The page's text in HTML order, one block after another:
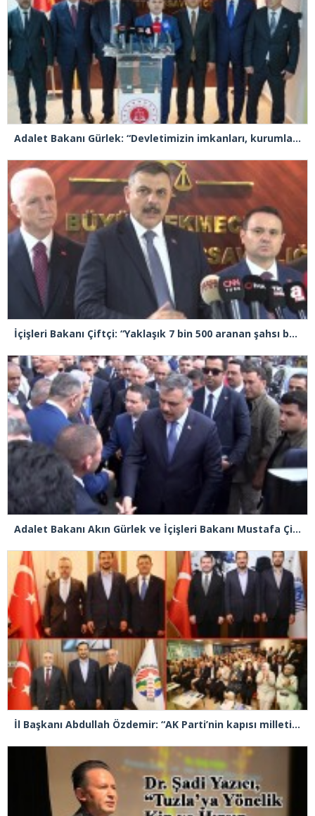
Adalet Bakanı Gürlek: “Devletimizin imkanları, kurumlarımızın tecrübesi ve hukukun kudreti her türlü suç yapılanmasından üstündür”
İçişleri Bakanı Çiftçi: “Yaklaşık 7 bin 500 aranan şahsı bu yılın ilk 7 ayında yakalamış durumdayız”
Adalet Bakanı Akın Gürlek ve İçişleri Bakanı Mustafa Çiftçi Esenyurt’ta
İl Başkanı Abdullah Özdemir: “AK Parti’nin kapısı milletine hizmet etmek isteyen herkese açıktır”